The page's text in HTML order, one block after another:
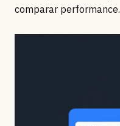
comparar performance.